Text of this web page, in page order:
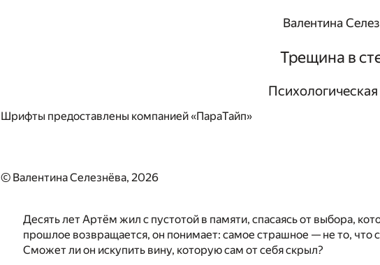
Валентина
Трещина в
Шрифты предоставлены компанией «ПараТайп»
© Валентина Селезнёва, 2026
Десять лет Артём жил с пустотой в памяти, спасаясь от выбора,
прошлое возвращается, он понимает: самое страшное — не то, что
Сможет ли он искупить вину, которую сам от себя скрыл?